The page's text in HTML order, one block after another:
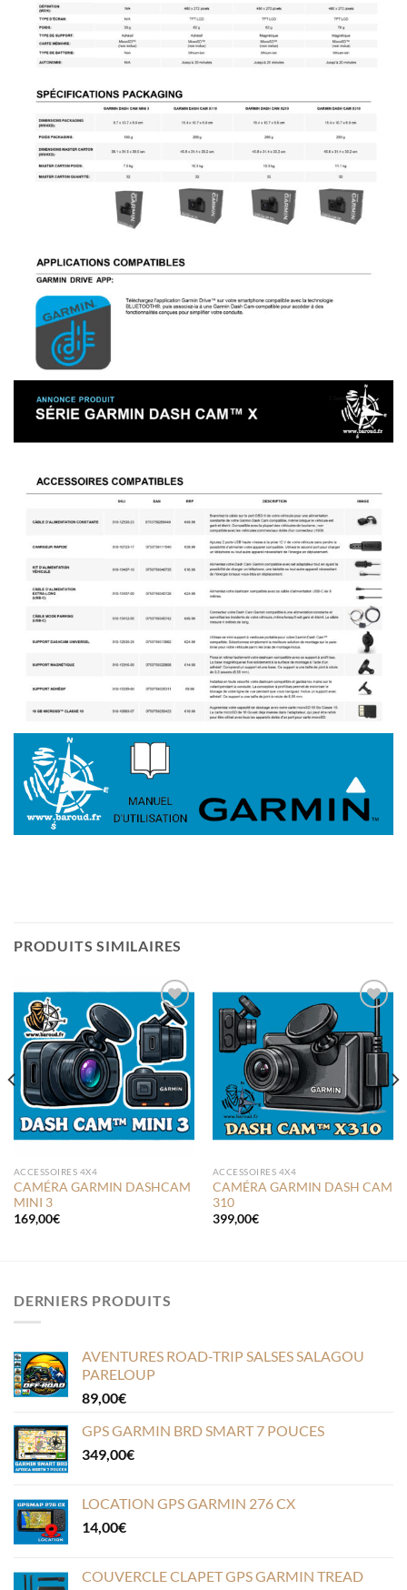
PRODUITS SIMILAIRES
Ajouter
à la liste
de
souhaits
ACCESSOIRES 4X4
CAMÉRA GARMIN DASHCAM
MINI 3
169,00€
à la liste
souhaits
ACCESSOIRES 4X4
CAMÉRA GARMIN DASH CAM
310
399,00€
DERNIERS PRODUITS
AVENTURES ROAD-TRIP SALSES SALAGOU
PARELOUP
89,00€
GPS GARMIN BRD SMART 7 POUCES
349,00€
LOCATION GPS GARMIN 276 CX
14,00€
COUVERCLE CLAPET GPS GARMIN TREAD